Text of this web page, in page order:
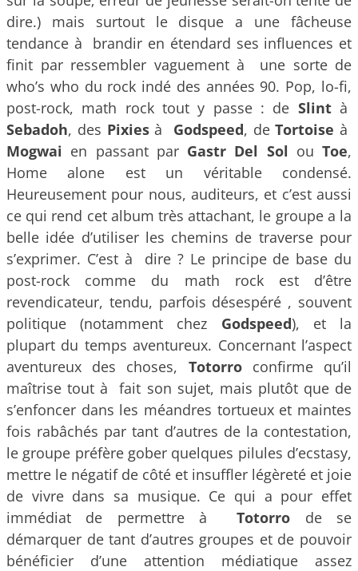
dire.) mais surtout le disque a une fâcheuse
tendance à brandir en étendard ses influences et
finit par ressembler vaguement à une sorte de
who’s who du rock indé des années 90. Pop, lo-fi,
post-rock, math rock tout y passe : de Slintà
Sebadoh, des Pixiesà Godspeed, deTortoise à
Mogwai en passant par Gastr Del Sol ou Toe,
Home alone est un véritable condensé.
Heureusement pour nous, auditeurs, et c’est aussi
ce qui rend cet album très attachant, le groupe a la
belle idée d’utiliser les chemins de traverse pour
s’exprimer. C’est à dire ? Le principe de base du
post-rock comme du math rock est d’être
revendicateur, tendu, parfois désespéré , souvent
politique (notamment chez Godspeed), et la
plupart du temps aventureux. Concernant l’aspect
aventureux des choses, Totorroconfirme qu’il
maîtrise tout à fait son sujet, mais plutôt que de
s’enfoncer dans les méandres tortueux et maintes
fois rabâchés par tant d’autres de la contestation,
le groupe préfère gober quelques pilules d’ecstasy,
mettre le négatif de côté et insuffler légèreté et joie
de vivre dans sa musique. Ce qui a pour effet
immédiat de permettre àTotorro de se
démarquer de tant d’autres groupes et de pouvoir
bénéficier d’une attention médiatique assez